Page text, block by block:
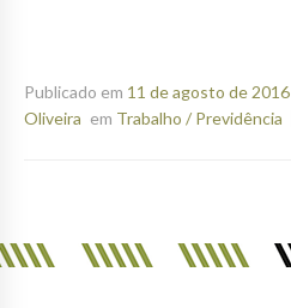
Publicado em 11 de agosto de 2016
Oliveira em Trabalho / Previdência